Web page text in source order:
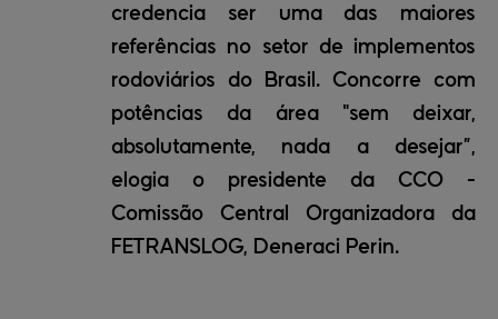
credencia ser uma das maiores
referências no setor de implementos
rodoviários do Brasil. Concorre com
potências da área "sem deixar,
absolutamente, nada a desejar”,
elogia o presidente da CCO -
Comissão Central Organizadora da
FETRANSLOG, Deneraci Perin.